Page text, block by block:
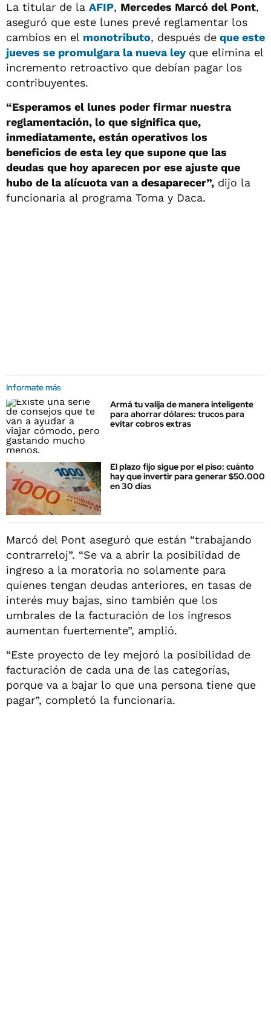
La titular de la AFIP, Mercedes Marcó del Pont,
aseguró que este lunes prevé reglamentar los
cambios en el monotributo, después de que este
jueves se promulgara la nueva ley que elimina el
incremento retroactivo que debían pagar los
contribuyentes.
“Esperamos el lunes poder firmar nuestra
reglamentación, lo que significa que,
inmediatamente, están operativos los
beneficios de esta ley que supone que las
deudas que hoy aparecen por ese ajuste que
hubo de la alícuota van a desaparecer”, dijo la
funcionaria al programa Toma y Daca.
Informate más
Armá tu valija de manera inteligente
para ahorrar dólares: trucos para
evitar cobros extras
El plazo fijo sigue por el piso: cuánto
hay que invertir para generar $50.000
en 30 días
Marcó del Pont aseguró que están “trabajando
contrarreloj”. “Se va a abrir la posibilidad de
ingreso a la moratoria no solamente para
quienes tengan deudas anteriores, en tasas de
interés muy bajas, sino también que los
umbrales de la facturación de los ingresos
aumentan fuertemente”, amplió.
“Este proyecto de ley mejoró la posibilidad de
facturación de cada una de las categorías,
porque va a bajar lo que una persona tiene que
pagar”, completó la funcionaria.